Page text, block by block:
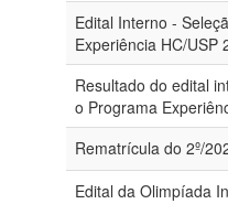
Edital Interno -
Experiência HC/USP
Resultado do edital
o Programa
Rematrícula do 2º/
Edital da Olimpíada